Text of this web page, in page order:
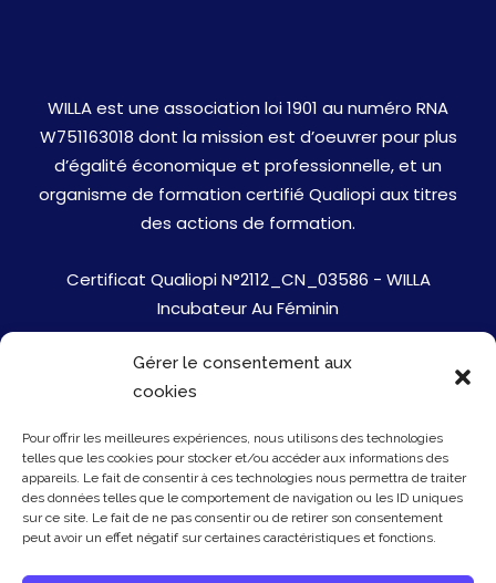
Gérer le consentement aux
cookies
Pour offrir les meilleures expériences, nous utilisons des technologies
telles que les cookies pour stocker et/ou accéder aux informations des
appareils. Le fait de consentir à ces technologies nous permettra de traiter
des données telles que le comportement de navigation ou les ID uniques
sur ce site. Le fait de ne pas consentir ou de retirer son consentement
peut avoir un effet négatif sur certaines caractéristiques et fonctions.
WILLA est une association loi 1901 au numéro RNA
W751163018 dont la mission est d’oeuvrer pour plus
d’égalité économique et professionnelle, et un
organisme de formation certifié Qualiopi aux titres
des actions de formation.
Certificat Qualiopi N°2112_CN_03586 - WILLA
Incubateur Au Féminin
Jobs
Mentions Légales
Politique de cookies
Presse